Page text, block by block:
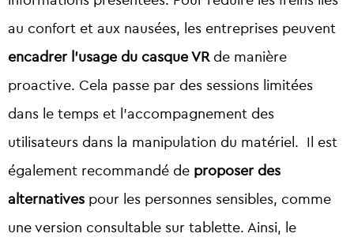
au confort et aux nausées, les entreprises peuvent
encadrer l’usage du casque VRde manière
proactive. Cela passe par des sessions limitées
dans le temps et l’accompagnement des
utilisateurs dans la manipulation du matériel. Il est
également recommandé de proposer des
alternatives pour les personnes sensibles, comme
une version consultable sur tablette. Ainsi, le